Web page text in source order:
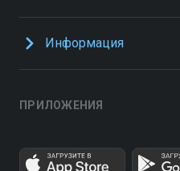
Информация
ПРИЛОЖЕНИЯ